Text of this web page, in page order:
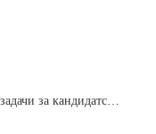
Сборник с тестови задачи за кандидатстудентски изпит по биология върху учебния материал за задължителна и профилирана подготовка, изучаван в средния курс на обучение. Част 1